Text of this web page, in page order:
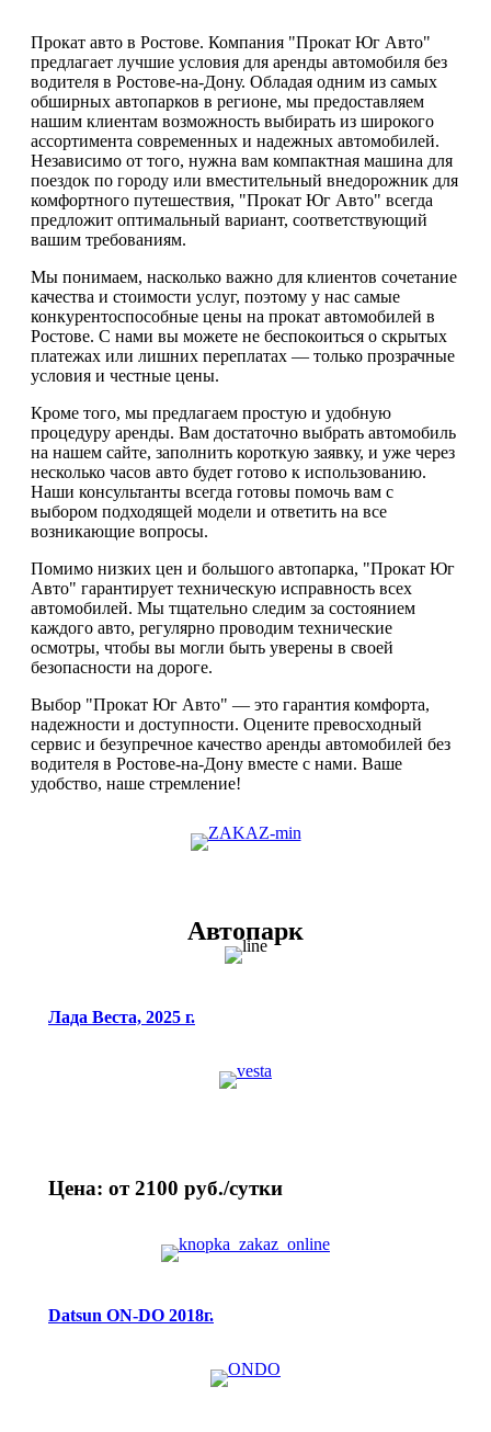
Прокат авто в Ростове. Компания "Прокат Юг Авто"
предлагает лучшие условия для аренды автомобиля без
водителя в Ростове-на-Дону. Обладая одним из самых
обширных автопарков в регионе, мы предоставляем
нашим клиентам возможность выбирать из широкого
ассортимента современных и надежных автомобилей.
Независимо от того, нужна вам компактная машина для
поездок по городу или вместительный внедорожник для
комфортного путешествия, "Прокат Юг Авто" всегда
предложит оптимальный вариант, соответствующий
вашим требованиям.
Мы понимаем, насколько важно для клиентов сочетание
качества и стоимости услуг, поэтому у нас самые
конкурентоспособные цены на прокат автомобилей в
Ростове. С нами вы можете не беспокоиться о скрытых
платежах или лишних переплатах — только прозрачные
условия и честные цены.
Кроме того, мы предлагаем простую и удобную
процедуру аренды. Вам достаточно выбрать автомобиль
на нашем сайте, заполнить короткую заявку, и уже через
несколько часов авто будет готово к использованию.
Наши консультанты всегда готовы помочь вам с
выбором подходящей модели и ответить на все
возникающие вопросы.
Помимо низких цен и большого автопарка, "Прокат Юг
Авто" гарантирует техническую исправность всех
автомобилей. Мы тщательно следим за состоянием
каждого авто, регулярно проводим технические
осмотры, чтобы вы могли быть уверены в своей
безопасности на дороге.
Выбор "Прокат Юг Авто" — это гарантия комфорта,
надежности и доступности. Оцените превосходный
сервис и безупречное качество аренды автомобилей без
водителя в Ростове-на-Дону вместе с нами. Ваше
удобство, наше стремление!
Автопарк
Лада Веста, 2025 г.
Цена: от 2100 руб./сутки
Datsun ON-DO 2018г.